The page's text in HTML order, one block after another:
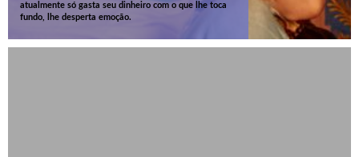
atualmente só gasta seu dinheiro com o que lhe toca
fundo, lhe desperta emoção.